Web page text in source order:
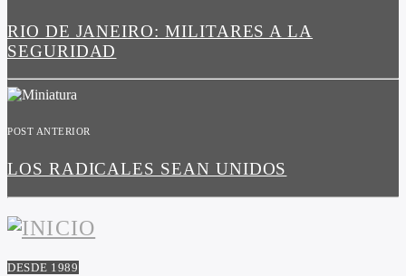
RIO DE JANEIRO: MILITARES A LA
SEGURIDAD
POST ANTERIOR
LOS RADICALES SEAN UNIDOS
DESDE 1989